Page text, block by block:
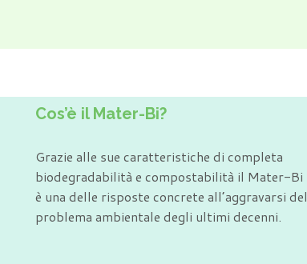
Cos’è il Mater-Bi?
Grazie alle sue caratteristiche di completa
biodegradabilità e compostabilità il Mater-Bi
è una delle risposte concrete all’aggravarsi del
problema ambientale degli ultimi decenni.